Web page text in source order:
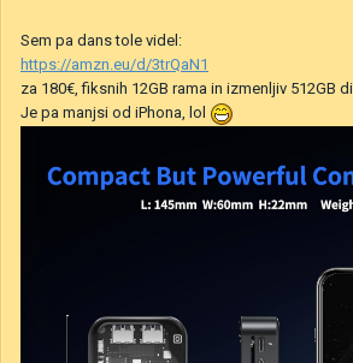
Sem pa dans tole videl:
https://amzn.eu/d/3trQaN1
za 180€, fiksnih 12GB rama in izmenljiv 512GB
Je pa manjsi od iPhona, lol